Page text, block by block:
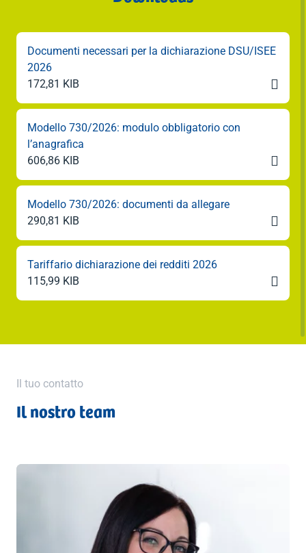
Documenti necessari per la dichiarazione DSU/ISEE
2026
172,81 KIB

Modello 730/2026: modulo obbligatorio con
l’anagrafica
606,86 KIB

Modello 730/2026: documenti da allegare
290,81 KIB

Tariffario dichiarazione dei redditi 2026
115,99 KIB

Il tuo contatto
Il nostro team